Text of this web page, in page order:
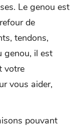
Le genou est
de
tendons,
genou, il est
votre
vous aider,
pouvant